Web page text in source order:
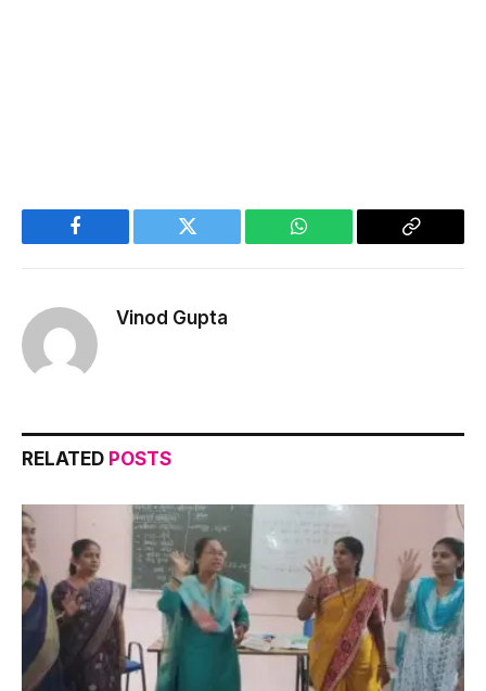
Facebook Twitter WhatsApp
Copy
Vinod Gupta
RELATED POSTS